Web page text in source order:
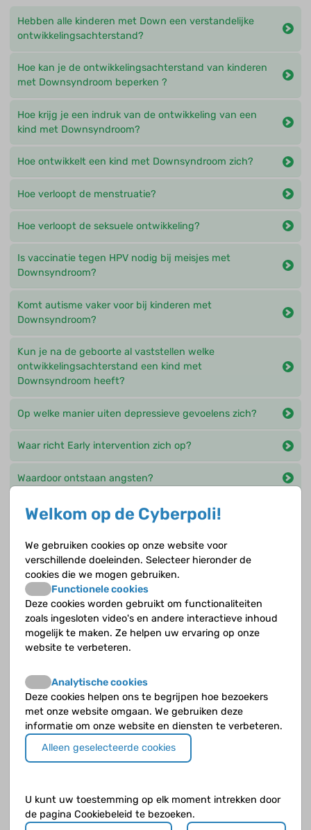
Hebben alle kinderen met Down een verstandelijke
ontwikkelingsachterstand?
Hoe kan je de ontwikkelingsachterstand van kinderen
met Downsyndroom beperken ?
Hoe krijg je een indruk van de ontwikkeling van een
kind met Downsyndroom?
Hoe ontwikkelt een kind met Downsyndroom zich?
Hoe verloopt de menstruatie?
Hoe verloopt de seksuele ontwikkeling?
Is vaccinatie tegen HPV nodig bij meisjes met
Downsyndroom?
Komt autisme vaker voor bij kinderen met
Downsyndroom?
Kun je na de geboorte al vaststellen welke
ontwikkelingsachterstand een kind met
Downsyndroom heeft?
Op welke manier uiten depressieve gevoelens zich?
Waar richt Early intervention zich op?
Waardoor ontstaan angsten?
Waardoor ontstaan slaapproblemen?
Waarom is seksuele voorlichting belangrijk?
Waarom moet de groei goed bijgehouden worden?
Wanneer heeft een kind ADHD?
Wanneer is er sprake van dwanggedrag?
Wat doet een kinderfysiotherapeut?
Wat doet een logopedist?
Wat is early intervention?
Welkom op de Cyberpoli!
We gebruiken cookies op onze website voor
verschillende doeleinden. Selecteer hieronder de
cookies die we mogen gebruiken.
Functionele cookies
Deze cookies worden gebruikt om functionaliteiten
zoals ingesloten video's en andere interactieve inhoud
mogelijk te maken. Ze helpen uw ervaring op onze
website te verbeteren.
Analytische cookies
Deze cookies helpen ons te begrijpen hoe bezoekers
met onze website omgaan. We gebruiken deze
informatie om onze website en diensten te verbeteren.
Alleen geselecteerde cookies
U kunt uw toestemming op elk moment intrekken door
de pagina Cookiebeleid te bezoeken.